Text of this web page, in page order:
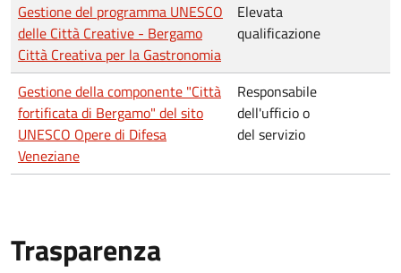
Gestione del programma UNESCO
delle Città Creative - Bergamo
Città Creativa per la Gastronomia
Elevata
qualificazione
Gestione della componente "Città
fortificata di Bergamo" del sito
UNESCO Opere di Difesa
Veneziane
Responsabile
dell'ufficio o
del servizio
Trasparenza